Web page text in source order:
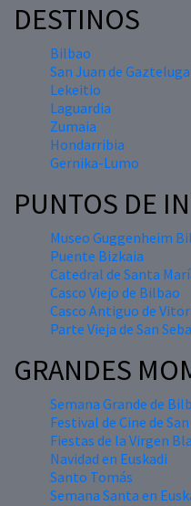
DESTINOS
Bilbao
San Juan de
Lekeitio
Laguardia
Zumaia
Hondarribia
Gernika-Lumo
PUNTOS DE
Museo Guggenheim
Puente Bizkaia
Catedral de Santa
Casco Viejo de Bilbao
Casco Antiguo de
Parte Vieja de San
GRANDES
Semana Grande de
Festival de Cine de
Fiestas de la Virgen
Navidad en Euskadi
Santo Tomás
Semana Santa en